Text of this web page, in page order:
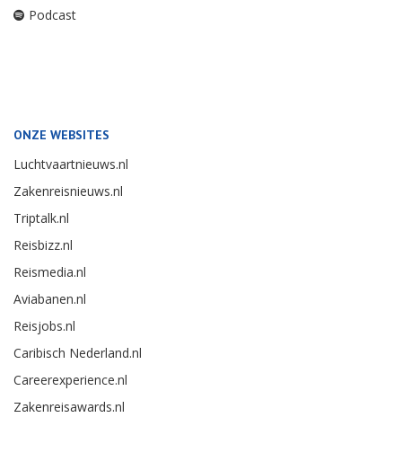
Podcast
ONZE WEBSITES
Luchtvaartnieuws.nl
Zakenreisnieuws.nl
Triptalk.nl
Reisbizz.nl
Reismedia.nl
Aviabanen.nl
Reisjobs.nl
Caribisch Nederland.nl
Careerexperience.nl
Zakenreisawards.nl